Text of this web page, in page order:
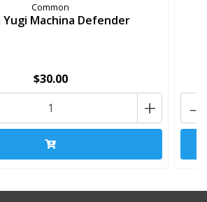
Common
Yugi Machina Defender
$30.00
+ -